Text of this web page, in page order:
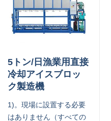
5トン/日漁業用直接
冷却アイスブロッ
ク製造機
1)。現場に設置する必要
はありません（すべての